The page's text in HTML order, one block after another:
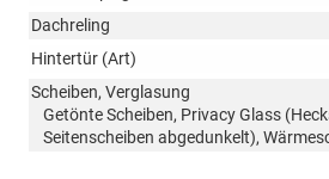
Dachreling
Hintertür (Art)
Scheiben, Verglasung
Getönte Scheiben, Privacy Glass
Seitenscheiben abgedunkelt),